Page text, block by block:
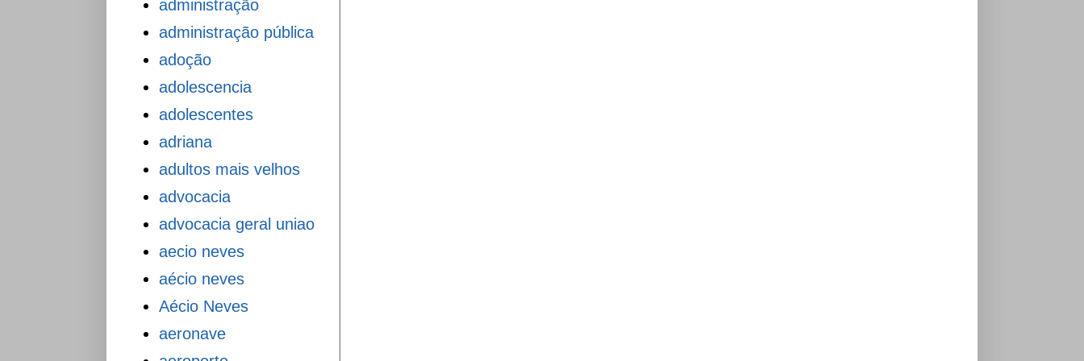
administração
administração pública
adoção
adolescencia
adolescentes
adriana
adultos mais velhos
advocacia
advocacia geral uniao
aecio neves
aécio neves
Aécio Neves
aeronave